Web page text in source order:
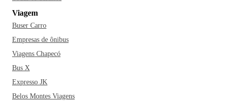
nos palacetes parisienses. A cerveja artesanal da Choperia
Pinguim é perfeita para complementar sua experiência, junto
com o famoso chope de lá. Vá e curta tudo em Ribeirão
Preto!
Viagem
Buser Carro
Empresas de ônibus
Viagens Chapecó
Bus X
Expresso JK
Belos Montes Viagens